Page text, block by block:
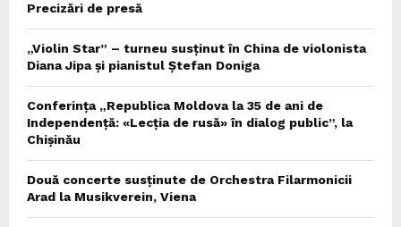
Precizări de presă
„Violin Star” – turneu susținut în China de violonista
Diana Jipa și pianistul Ștefan Doniga
Conferința „Republica Moldova la 35 de ani de
Independență: «Lecția de rusă» în dialog public”, la
Chișinău
Două concerte susținute de Orchestra Filarmonicii
Arad la Musikverein, Viena